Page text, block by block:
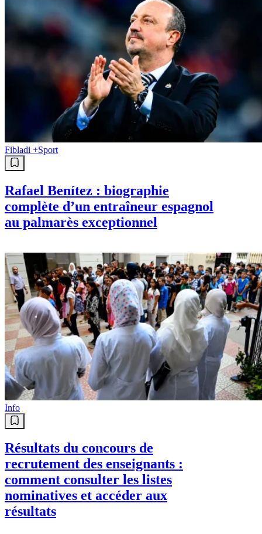
Fibladi +Sport
Rafael Benítez : biographie
complète d’un entraîneur espagnol
au palmarès exceptionnel
Info
Résultats du concours de
recrutement des enseignants :
comment consulter les listes
nominatives et accéder aux
résultats